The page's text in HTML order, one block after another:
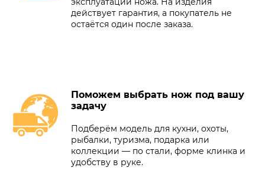
действует гарантия, а покупатель не
остаётся один после заказа.
Поможем выбрать нож под вашу
задачу
Подберём модель для кухни, охоты,
рыбалки, туризма, подарка или
коллекции — по стали, форме клинка и
удобству в руке.